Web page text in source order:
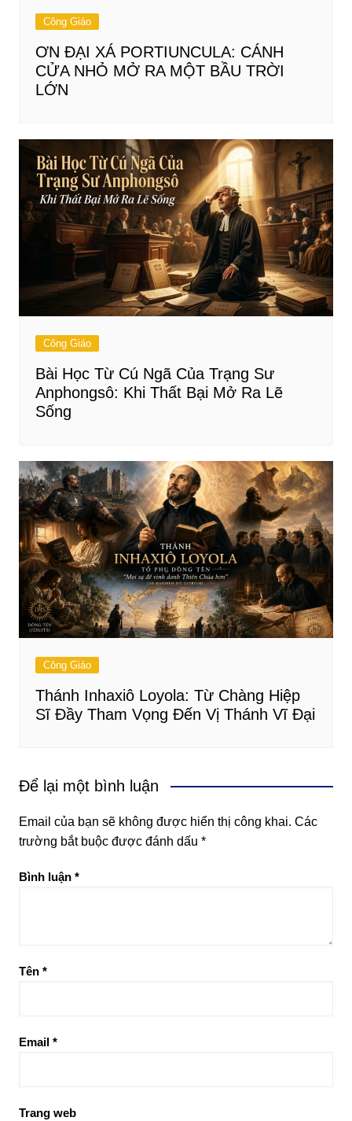
Công Giáo
ƠN ĐẠI XÁ PORTIUNCULA: CÁNH
CỬA NHỎ MỞ RA MỘT BẦU TRỜI
LỚN
Công Giáo
Bài Học Từ Cú Ngã Của Trạng Sư
Anphongsô: Khi Thất Bại Mở Ra Lẽ
Sống
Công Giáo
Thánh Inhaxiô Loyola: Từ Chàng Hiệp
Sĩ Đầy Tham Vọng Đến Vị Thánh Vĩ Đại
Để lại một bình luận
Email của bạn sẽ không được hiển thị công khai. Các
trường bắt buộc được đánh dấu *
Bình luận *
Tên *
Email *
Trang web